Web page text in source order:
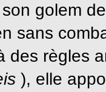
golem
sans
des règles
), elle